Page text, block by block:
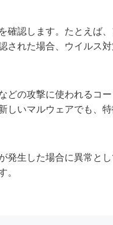
確認します。たとえば
れた場合、ウイルス
どの攻撃に使われるコ
しいマルウェアでも、
発生した場合に異常と
。